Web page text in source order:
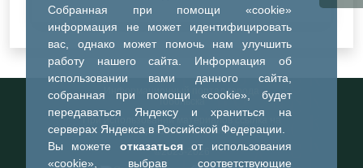
Собранная при помощи «cookie»
информация не может идентифицировать
вас, однако может помочь нам улучшить
работу нашего сайта. Информация об
использовании вами данного сайта,
собранная при помощи «cookie», будет
передаваться Яндексу и храниться на
серверах Яндекса в Российской Федерации.
Вы можете отказатьсяот использования
«cookie», выбрав соответствующие
Информационный портал города
Тобольска
При использовании материалов ссылка на
портал обязательна
©2023-2026